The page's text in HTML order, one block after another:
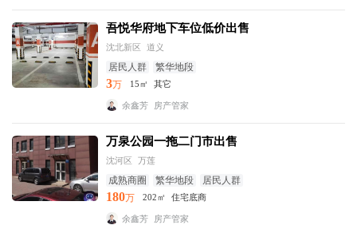
吾悦华府地下车位低价出售
沈北新区 道义
居民人群 繁华地段
3万 15㎡ 其它
余鑫芳 房产管家
万泉公园一拖二门市出售
沈河区 万莲
成熟商圈 繁华地段 居民人群
180万 202㎡ 住宅底商
余鑫芳 房产管家